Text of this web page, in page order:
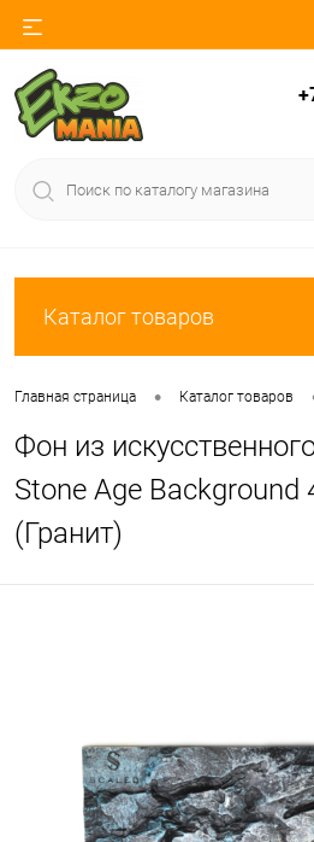
Каталог товаров
Главная страница • Каталог товаров
Фон из
Stone Age Background
(Гранит)